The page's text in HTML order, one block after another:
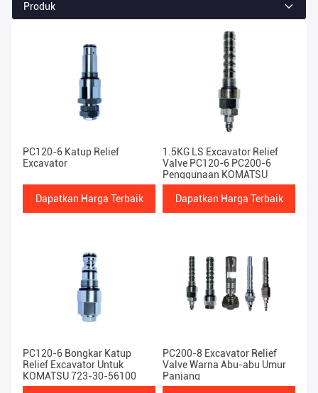
Produk
Produk
PC120-6 Katup Relief
Excavator
Dapatkan Harga Terbaik
1.5KG LS Excavator Relief
Valve PC120-6 PC200-6
Penggunaan KOMATSU
Dapatkan Harga Terbaik
PC120-6 Bongkar Katup
Relief Excavator Untuk
KOMATSU 723-30-56100
PC200-8 Excavator Relief
Valve Warna Abu-abu Umur
Panjang